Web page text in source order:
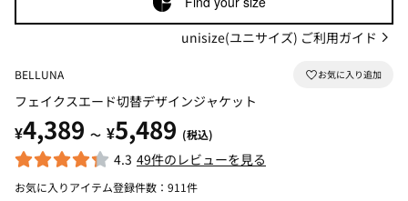
unisize(ユニサイズ) ご利用ガイド
BELLUNA
フェイクスエード切替デザインジャケット
¥4,389 ～ ¥5,489 (税込)
4.3 49件のレビューを見る
お気に入りアイテム登録件数： 911件